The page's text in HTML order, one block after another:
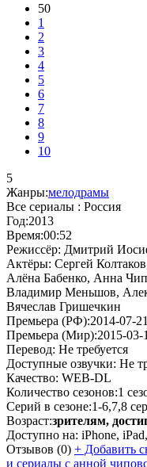
50
1
2
3
4
5
6
7
8
9
10
5
Жанры:мелодрамы
Все сериалы : Россия
Год:2013
Время:00:52
Режиссёр: Дмитрий
Актёры: Сергей
Алёна Бабенко, Анна
Владимир Меньшов,
Вячеслав Гришечкин
Премьера (РФ):2014-07-21
Премьера (Мир):2015-03-
Перевод: Не требуется
Доступные озвучки: Не
Качество: WEB-DL
Количество сезонов:1
Серий в сезоне:1-6,7,8
Возраст:зрителям,
Доступно на: iPhone,
Отзывов (0) + Добавить
и сериалы с анной